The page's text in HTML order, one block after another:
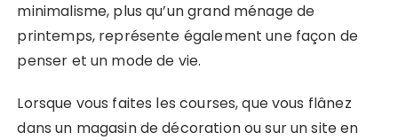
minimalisme, plus qu’un grand ménage de
printemps, représente également une façon de
penser et un mode de vie.
Lorsque vous faites les courses, que vous flânez
dans un magasin de décoration ou sur un site en